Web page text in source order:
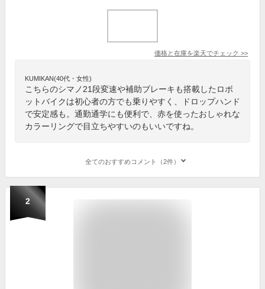
価格と在庫を楽天でチェック >>
KUMIKAN(40代・女性)
こちらのシマノ21段変速や補助ブレーキも搭載したロボ
ットバイクは初心者の方でも乗りやすく、ドロップハンド
で安定感も。通勤通学にも便利で、赤を使ったおしゃれな
カラーリングで目立ちやすいのもいいですね。
全てのおすすめコメント（2件）
2